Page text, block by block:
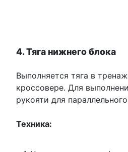
4. Тяга нижнего блока
Выполняется тяга в
кроссовере. Для
рукояти для
Техника: